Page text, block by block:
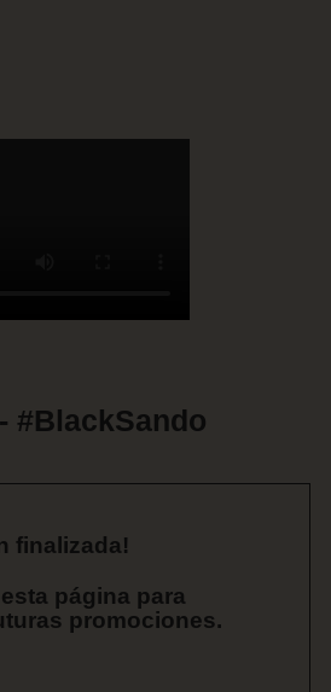
#BlackSando
finalizada!
página para
promociones.